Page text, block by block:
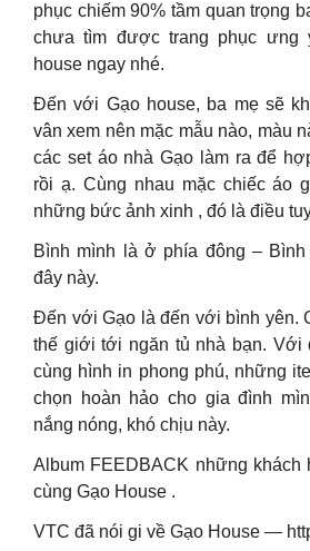
phục chiếm 90% tầm quan trọng
chưa tìm được trang phục ưng
house ngay nhé.
Đến với Gạo house, ba mẹ sẽ
vân xem nên mặc mẫu nào, màu
các set áo nhà Gạo làm ra để
rồi ạ. Cùng nhau mặc chiếc áo
những bức ảnh xinh , đó là điều
Bình mình là ở phía đông –
đây này.
Đến với Gạo là đến với bình yên.
thế giới tới ngăn tủ nhà bạn. Với
cùng hình in phong phú, những
chọn hoàn hảo cho gia đình
nắng nóng, khó chịu này.
Album FEEDBACK những khách
cùng Gạo House .
VTC đã nói gi về Gạo House —